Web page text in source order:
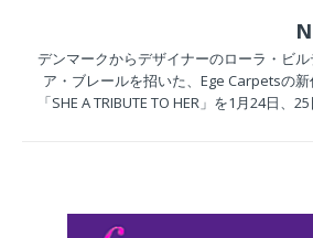
デンマークからデザイナーのローラ・ビ
ア・ブレールを招いた、Ege Carpetsの
「SHE A TRIBUTE TO HER」を1月24日、